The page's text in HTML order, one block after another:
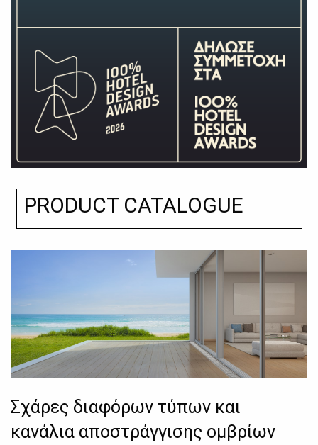
PRODUCT CATALOGUE
Σχάρες διαφόρων τύπων και
κανάλια αποστράγγισης ομβρίων